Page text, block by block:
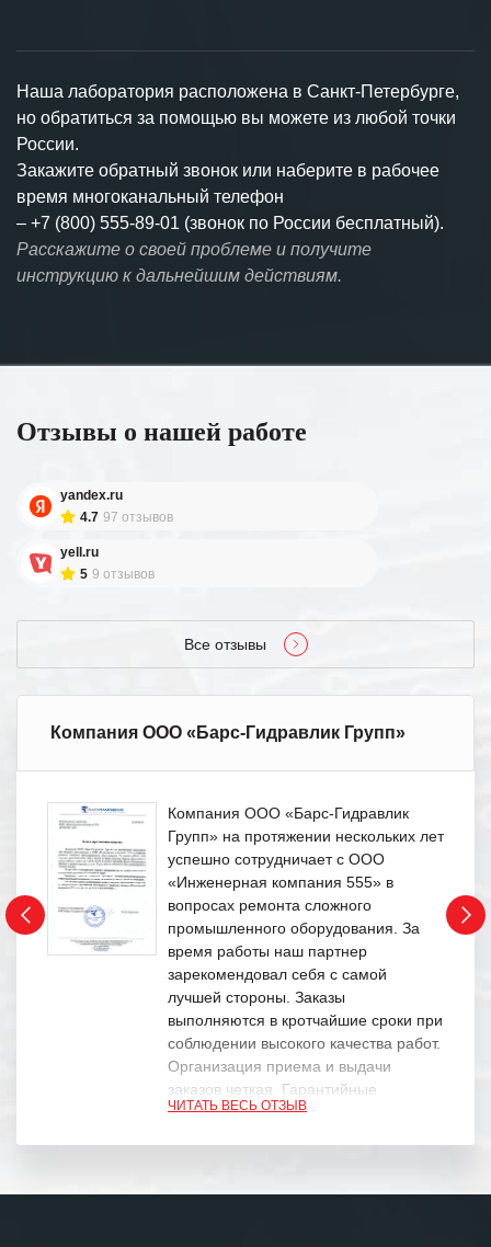
Наша лаборатория расположена в Санкт-Петербурге,
но обратиться за помощью вы можете из любой точки
России.
Закажите обратный звонок или наберите в рабочее
время многоканальный телефон
– +7 (800) 555-89-01 (звонок по России бесплатный).
Расскажите о своей проблеме и получите
инструкцию к дальнейшим действиям.
Отзывы о нашей работе
yandex.ru
4.7 97 отзывов
yell.ru
5 9 отзывов
Все отзывы
Компания ООО «Барс-Гидравлик Групп»
Компания ООО «Барс-Гидравлик
Групп» на протяжении нескольких лет
успешно сотрудничает с ООО
«Инженерная компания 555» в
вопросах ремонта сложного
промышленного оборудования. За
время работы наш партнер
зарекомендовал себя с самой
лучшей стороны. Заказы
выполняются в кротчайшие сроки при
соблюдении высокого качества работ.
Организация приема и выдачи
заказов четкая. Гарантийные
обязательства выполняются в
ЧИТАТЬ ВЕСЬ ОТЗЫВ